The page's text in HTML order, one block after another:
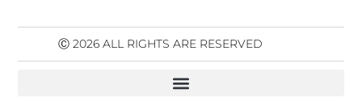
Ⓒ 2026 ALL RIGHTS ARE RESERVED